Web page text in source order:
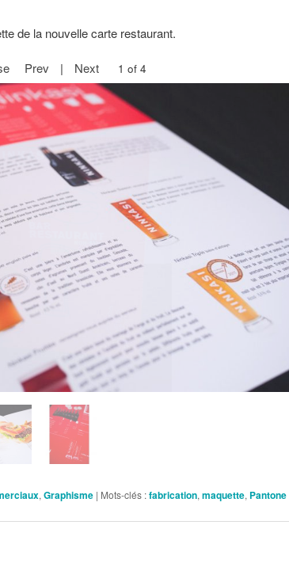
de la nouvelle carte restaurant.
Prev | Next 2 of 4
, Graphisme | Mots-clés :fabrication, maquette, Pantone